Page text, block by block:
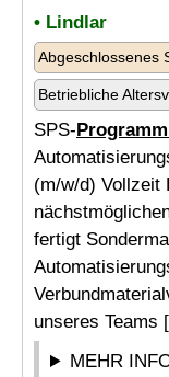
• Lindlar
Abgeschlossenes
Betriebliche
SPS-
(m/w/d) Vollzeit
fertigt
unseres Teams
MEHR